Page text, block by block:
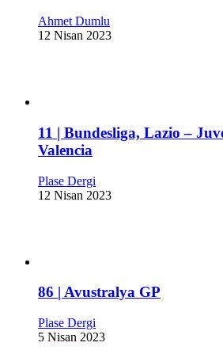
Ahmet Dumlu
12 Nisan 2023
11 | Bundesliga, Lazio –
Valencia
Plase Dergi
12 Nisan 2023
86 | Avustralya GP
Plase Dergi
5 Nisan 2023